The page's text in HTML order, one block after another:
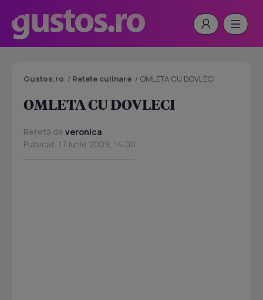
Gustos.ro / Retete culinare / OMLETA CU DOVLECI
OMLETA CU DOVLECI
Rețetă de veronica
Publicat: 17 Iunie 2009, 14:00